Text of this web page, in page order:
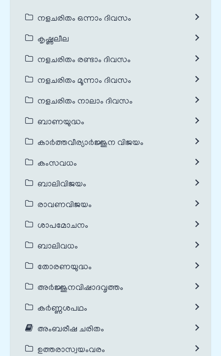
നളചരിതം ഒന്നാം ദിവസം
കൃഷ്ണലീല
നളചരിതം രണ്ടാം ദിവസം
നളചരിതം മൂന്നാം ദിവസം
നളചരിതം നാലാം ദിവസം
ബാണയുദ്ധം
കാർത്തവീര്യാർജ്ജുന വിജയം
കംസവധം
ബാലിവിജയം
രാവണവിജയം
ശാപമോചനം
ബാലിവധം
തോരണയുദ്ധം
അർജ്ജുനവിഷാദവൃത്തം
കർണ്ണശപഥം
അംബരീഷ ചരിതം
ഉത്തരാസ്വയംവരം